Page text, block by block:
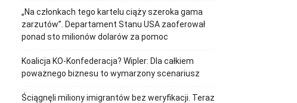
„Na członkach tego kartelu ciąży szeroka gama
zarzutów”. Departament Stanu USA zaoferował
ponad sto milionów dolarów za pomoc
Koalicja KO-Konfederacja? Wipler: Dla całkiem
poważnego biznesu to wymarzony scenariusz
Ściągnęli miliony imigrantów bez weryfikacji. Teraz